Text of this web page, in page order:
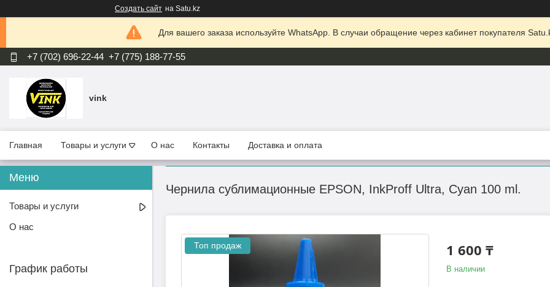
Создать сайт на Satu.kz
Для вашего заказа используйте WhatsApp. В случаи обращение через кабинет покупателя
+7 (702) 696-22-44 +7 (775) 188-77-55
vink
Главная Товары и услуги О нас Контакты Доставка и оплата
Чернила сублимационные EPSON, InkProff Ultra, Cyan 100 ml.
Топ продаж 1 600 ₸
В наличии
Товары и услуги
О нас
График работы